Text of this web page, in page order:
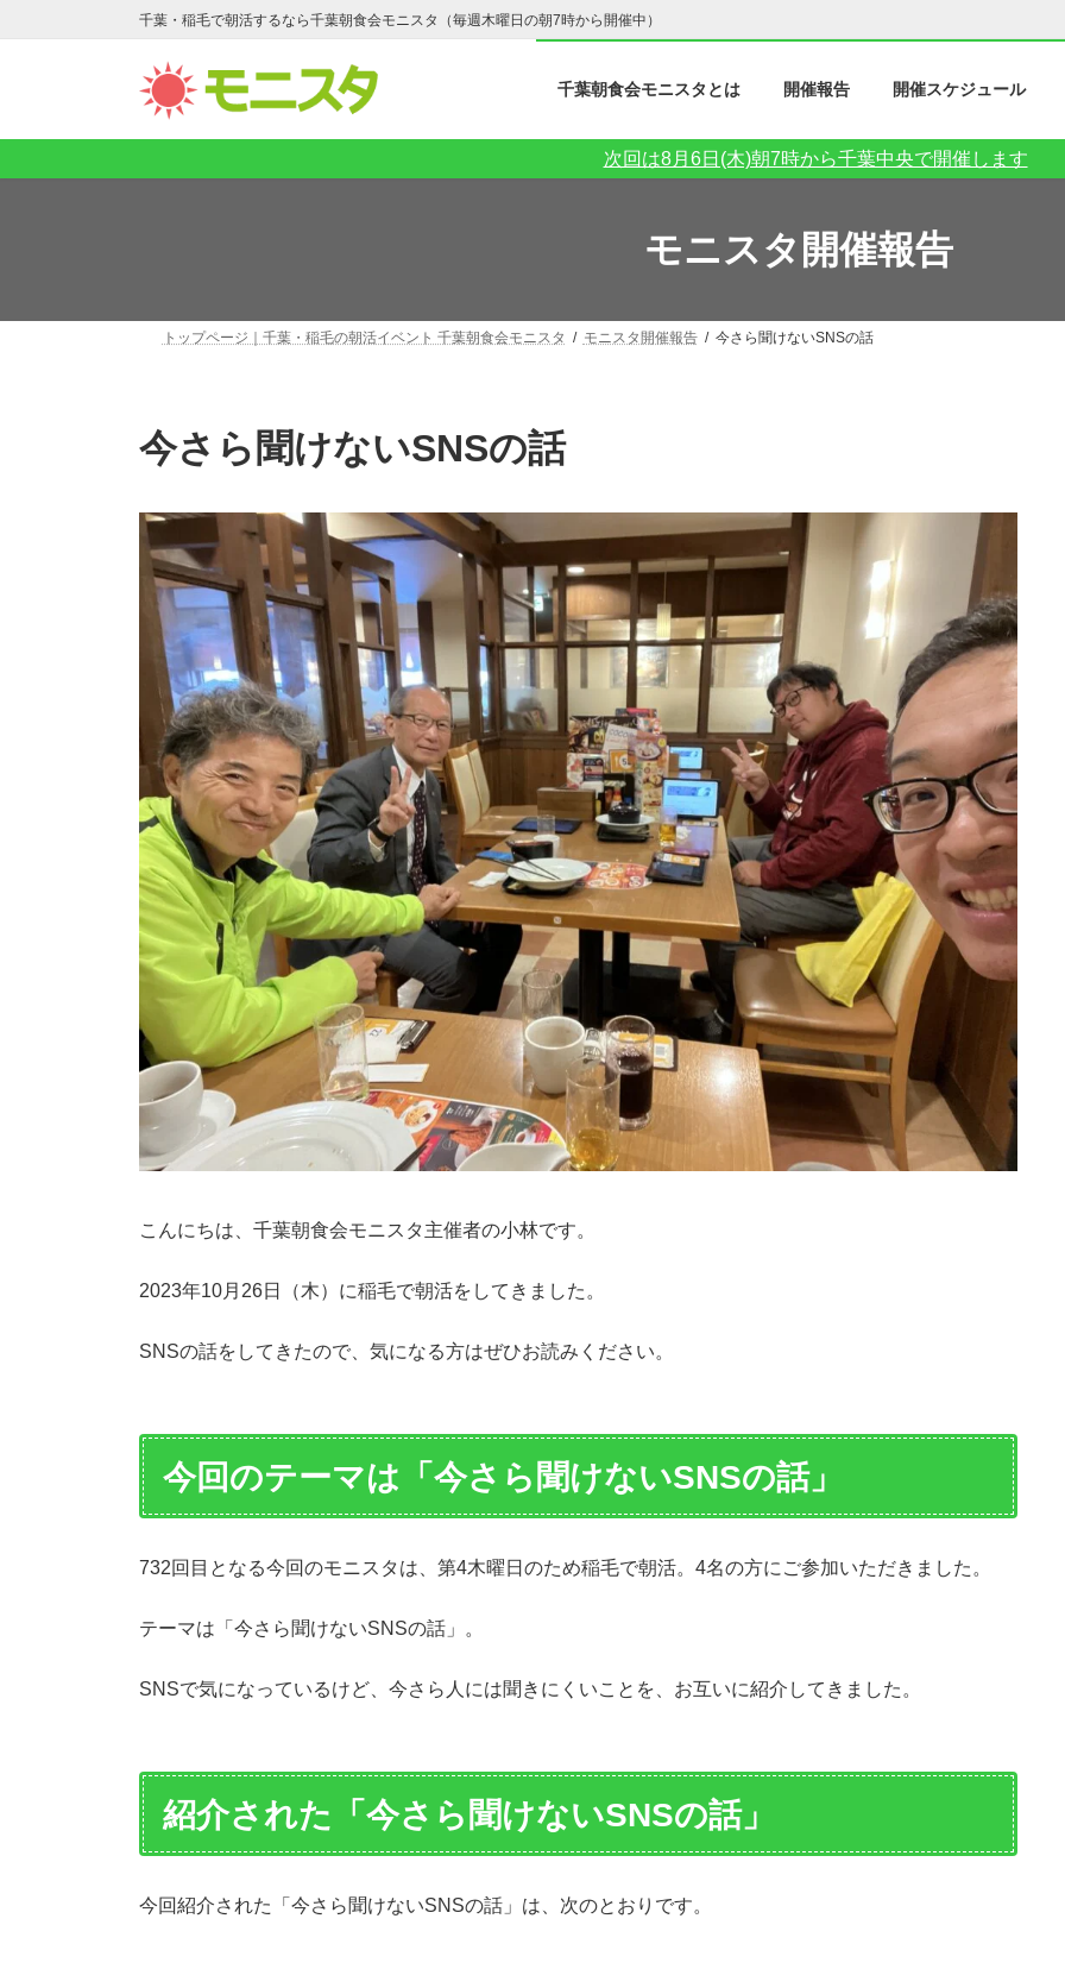
ン
へ
キ
ビ
ョ
に
千葉・稲毛で朝活するなら千葉朝食会モニスタ（毎週木曜日の朝7時から開催中）
千葉朝食会モニスタとは 開催報告 開催スケジュール
次回は8月6日(木)朝7時から千葉中央で開催します
モニスタ開催報告
トップページ｜千葉・稲毛の朝活イベント 千葉朝食会モニスタ モニスタ開催報告 今さら聞けないSNSの話
今さら聞けないSNSの話
こんにちは、千葉朝食会モニスタ主催者の小林です。
2023年10月26日（木）に稲毛で朝活をしてきました。
SNSの話をしてきたので、気になる方はぜひお読みください。
今回のテーマは「今さら聞けないSNSの話」
732回目となる今回のモニスタは、第4木曜日のため稲毛で朝活。4名の方にご参加いただきました。
テーマは「今さら聞けないSNSの話」。
SNSで気になっているけど、今さら人には聞きにくいことを、お互いに紹介してきました。
紹介された「今さら聞けないSNSの話」
今回紹介された「今さら聞けないSNSの話」は、次のとおりです。